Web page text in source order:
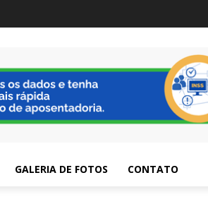
GALERIA DE FOTOS CONTATO